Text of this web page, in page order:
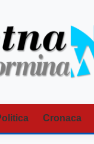
Cronaca